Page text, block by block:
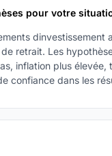
pour votre
dinvestissement
retrait. Les
inflation plus élevée,
confiance dans les